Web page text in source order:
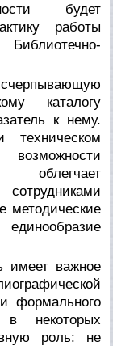
будет
работы
каталогу
к нему.
техническом
облегчает
методические
имеет важное
формального
некоторых
роль: не